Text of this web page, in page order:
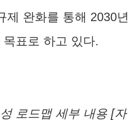
제 완화를 통해 2030년
표로 하고 있다.
로드맵 세부 내용 [자